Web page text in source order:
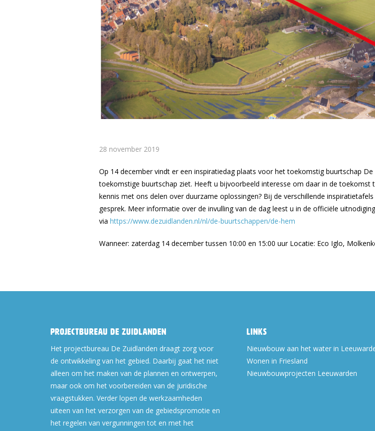
28 november 2019
Op 14 december vindt er een inspiratiedag plaats voor het toekomstig buurtschap
toekomstige buurtschap ziet. Heeft u bijvoorbeeld interesse om daar in de
kennis met ons delen over duurzame oplossingen? Bij de verschillende
gesprek. Meer informatie over de invulling van de dag leest u in de officiële
via https://www.dezuidlanden.nl/nl/de-buurtschappen/de-hem
Wanneer: zaterdag 14 december tussen 10:00 en 15:00 uur Locatie: Eco Iglo,
Projectbureau De Zuidlanden
Het projectbureau De Zuidlanden draagt zorg voor
de ontwikkeling van het gebied. Daarbij gaat het niet
alleen om het maken van de plannen en ontwerpen,
maar ook om het voorbereiden van de juridische
vraagstukken. Verder lopen de werkzaamheden
uiteen van het verzorgen van de gebiedspromotie en
het regelen van vergunningen tot en met het
Links
Nieuwbouw aan het water in
Wonen in Friesland
Nieuwbouwprojecten Leeuwarden